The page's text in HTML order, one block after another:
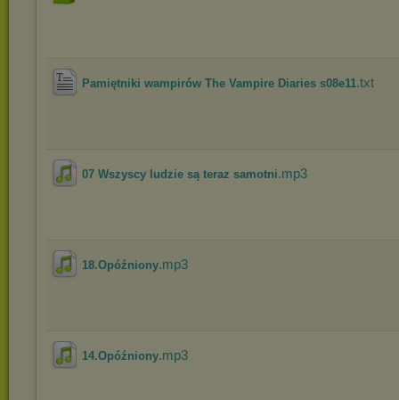
Pamiętniki wampirów The Vampire Diaries s08e11.txt
07 Wszyscy ludzie są teraz samotni.mp3
18.Opóźniony.mp3
14.Opóźniony.mp3